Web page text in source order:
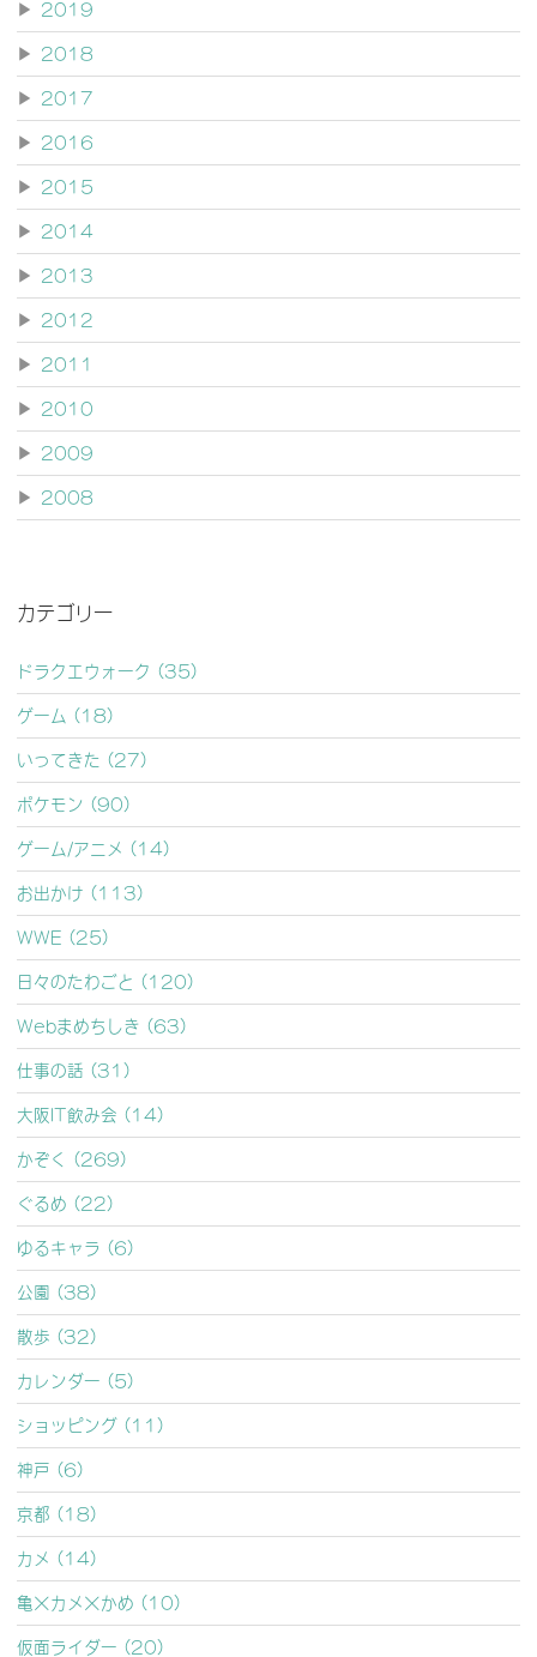
▶ 2019
▶ 2018
▶ 2017
▶ 2016
▶ 2015
▶ 2014
▶ 2013
▶ 2012
▶ 2011
▶ 2010
▶ 2009
▶ 2008
カテゴリー
ドラクエウォーク (35)
ゲーム (18)
いってきた (27)
ポケモン (90)
ゲーム/アニメ (14)
お出かけ (113)
WWE (25)
日々のたわごと (120)
Webまめちしき (63)
仕事の話 (31)
大阪IT飲み会 (14)
かぞく (269)
ぐるめ (22)
ゆるキャラ (6)
公園 (38)
散歩 (32)
カレンダー (5)
ショッピング (11)
神戸 (6)
京都 (18)
カメ (14)
亀×カメ×かめ (10)
仮面ライダー (20)